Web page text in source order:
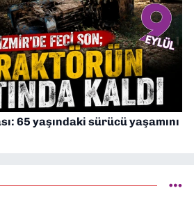
65 yaşındaki sürücü yaşamını